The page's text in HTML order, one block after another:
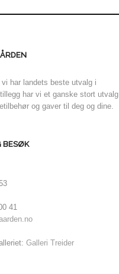
har landets beste utvalg i
har vi et ganske stort utvalg
og gaver til deg og dine.
BESØK
41
Galleri Treider